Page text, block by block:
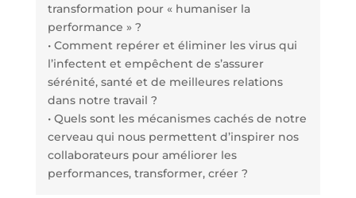
transformation pour « humaniser la
performance » ?
• Comment repérer et éliminer les virus qui
l’infectent et empêchent de s’assurer
sérénité, santé et de meilleures relations
dans notre travail ?
• Quels sont les mécanismes cachés de notre
cerveau qui nous permettent d’inspirer nos
collaborateurs pour améliorer les
performances, transformer, créer ?